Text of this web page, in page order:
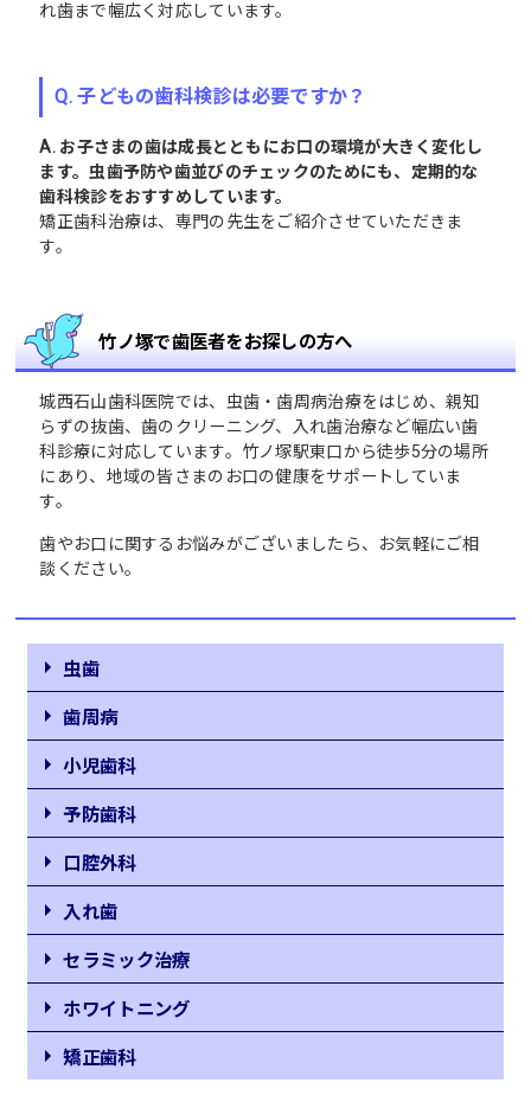
れ歯まで幅広く対応しています。
Q. 子どもの歯科検診は必要ですか？
A. お子さまの歯は成長とともにお口の環境が大きく変化し
ます。虫歯予防や歯並びのチェックのためにも、定期的な
歯科検診をおすすめしています。
矯正歯科治療は、専門の先生をご紹介させていただきま
す。
竹ノ塚で歯医者をお探しの方へ
城西石山歯科医院では、虫歯・歯周病治療をはじめ、親知
らずの抜歯、歯のクリーニング、入れ歯治療など幅広い歯
科診療に対応しています。竹ノ塚駅東口から徒歩5分の場所
にあり、地域の皆さまのお口の健康をサポートしていま
す。
歯やお口に関するお悩みがございましたら、お気軽にご相
談ください。
虫歯
歯周病
小児歯科
予防歯科
口腔外科
入れ歯
セラミック治療
ホワイトニング
矯正歯科